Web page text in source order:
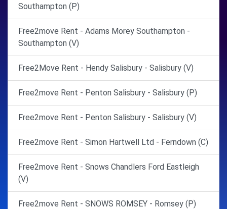
Southampton (P)
Free2move Rent - Adams Morey Southampton -
Southampton (V)
Free2Move Rent - Hendy Salisbury - Salisbury (V)
Free2move Rent - Penton Salisbury - Salisbury (P)
Free2move Rent - Penton Salisbury - Salisbury (V)
Free2move Rent - Simon Hartwell Ltd - Ferndown (C)
Free2move Rent - Snows Chandlers Ford Eastleigh
(V)
Free2move Rent - SNOWS ROMSEY - Romsey (P)